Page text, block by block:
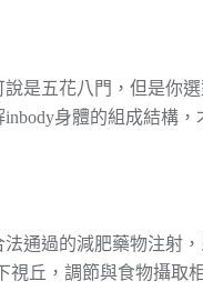
是五花八門，但是你
身體的組成結構
通過的減肥藥物注射
視丘，調節與食物攝取